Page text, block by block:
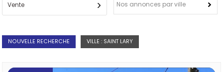
Vente Nos annonces par ville
NOUVELLE RECHERCHE VILLE : SAINT LARY